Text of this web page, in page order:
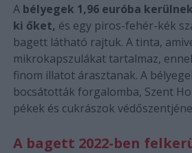
Abélyegek 1,96 euróba
ki őket, és egy piros-fehér-kék
bagett látható rajtuk. A tinta,
mikrokapszulákat tartalmaz,
finom illatot árasztanak. A
bocsátották forgalomba, Szent
pékek és cukrászok
A bagett 2022-ben